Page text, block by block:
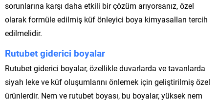
sorunlarına karşı daha etkili bir çözüm arıyorsanız, özel
olarak formüle edilmiş küf önleyici boya kimyasalları tercih
edilmelidir.
Rutubet giderici boyalar
Rutubet giderici boyalar, özellikle duvarlarda ve tavanlarda
siyah leke ve küf oluşumlarını önlemek için geliştirilmiş özel
ürünlerdir. Nem ve rutubet boyası, bu boyalar, yüksek nem